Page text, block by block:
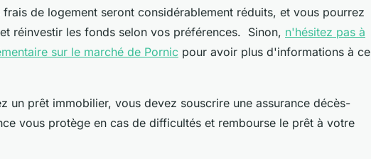
de logement seront considérablement réduits, et vous pourrez
réinvestir les fonds selon vos préférences. Sinon, n'hésitez pas à
sur le marché de Pornic pour avoir plus d'informations à ce
un prêt immobilier, vous devez souscrire une assurance décès-
vous protège en cas de difficultés et rembourse le prêt à votre